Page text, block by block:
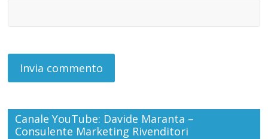
Canale YouTube: Davide Maranta –
Consulente Marketing Rivenditori